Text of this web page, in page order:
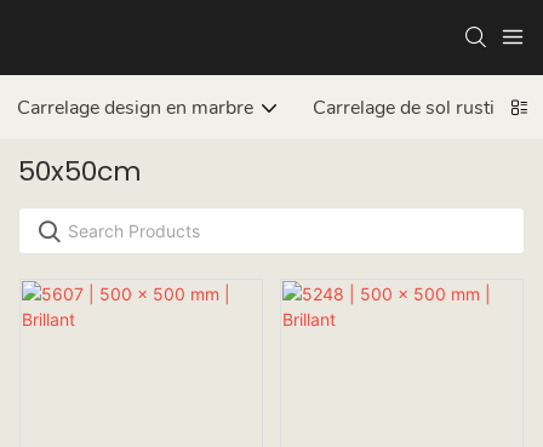
Carrelage design en marbre Carrelage de sol rustique
50x50cm